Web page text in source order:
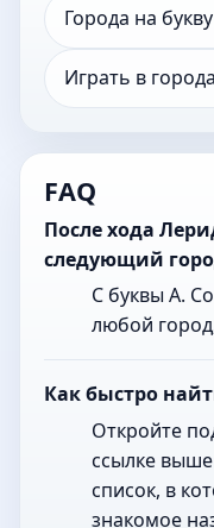
Города на
Играть в
FAQ
После хода
следующий
С буквы А.
любой
Как быстро
Откройте
ссылке
список, в
знакомое